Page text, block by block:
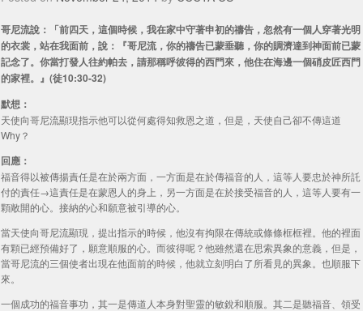
哥尼流說：「前四天，這個時候，我在家中守著申初的禱告，忽然有一個人穿著光明
的衣裳，站在我面前，說：『哥尼流，你的禱告已蒙垂聽，你的賙濟達到神面前已蒙
記念了。你當打發人往約帕去，請那稱呼彼得的西門來，他住在海邊一個硝皮匠西門
的家裡。』(徒10:30-32)
默想：
天使向哥尼流顯現指示他可以從何處得知救恩之道，但是，天使自己卻不傳這道
Why？
回應：
福音得以被傳揚責任是在於兩方面，一方面是在於傳福音的人，這等人要忠於神所託
付的責任→這責任是在蒙恩人的身上，另一方面是在於接受福音的人，這等人要有一
顆敞開的心。接納的心和願意被引導的心。
當天使向哥尼流顯現，提出指示的時候，他沒有拘限在傳統或條條框框裡。他的裡面
有顆已經預備好了，願意順服的心。而彼得呢？他雖然還在思索異象的意義，但是，
當哥尼流的三個使者出現在他面前的時候，他就立刻明白了所看見的異象。也順服下
來。
一個成功的福音事功，其一是傳道人本身對聖靈的敏銳和順服。其二是聽福音、領受